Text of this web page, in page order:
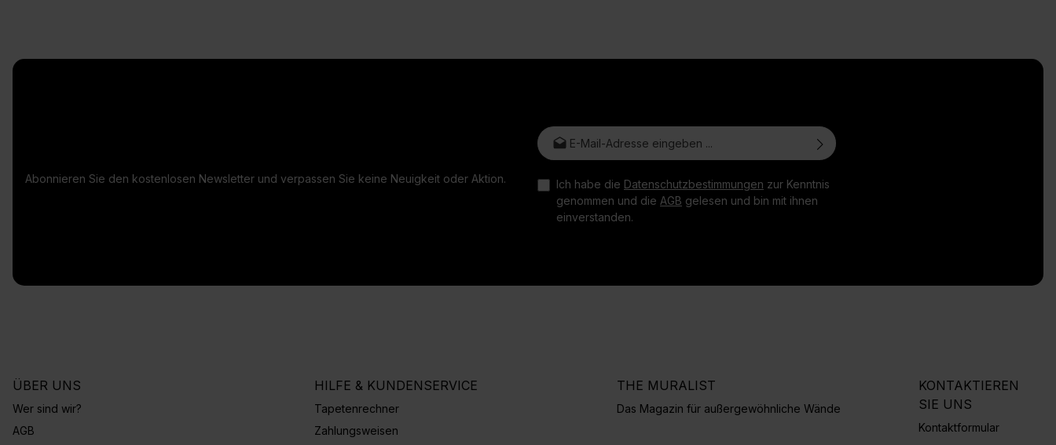
Abonnieren Sie den kostenlosen Newsletter und verpassen Sie keine Neuigkeit oder Aktion.
E-Mail-Adresse*
Ich habe die Datenschutzbestimmungen zur Kenntnis
genommen und die AGB gelesen und bin mit ihnen
einverstanden.
ÜBER UNS
Wer sind wir?
AGB
HILFE & KUNDENSERVICE
Tapetenrechner
Zahlungsweisen
THE MURALIST
Das Magazin für außergewöhnliche Wände
KONTAKTIEREN
SIE UNS
Kontaktformular